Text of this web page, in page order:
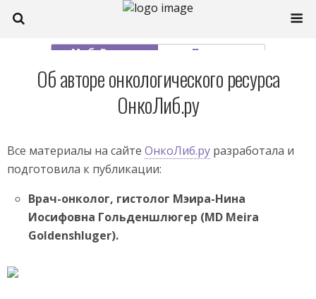
Моб. Версия Полная
Об авторе онкологического ресурса
ОнкоЛиб.ру
Все материалы на сайте ОнкоЛиб.ру разработала и
подготовила к публикации:
Врач-онколог, гистолог Мэира-Нина
Иосифовна Гольденшлюгер (MD Meira
Goldenshluger).